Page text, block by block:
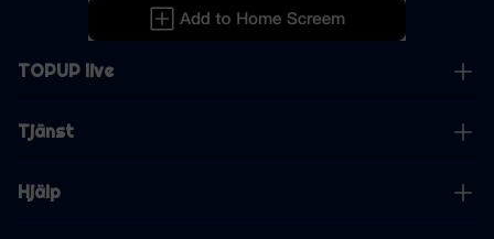
TOPUP live
Tjänst
Hjälp